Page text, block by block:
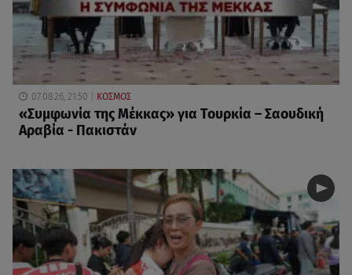
07.08.26, 21:50 ΚΟΣΜΟΣ
«Συμφωνία της Μέκκας» για Τουρκία – Σαουδική
Αραβία - Πακιστάν